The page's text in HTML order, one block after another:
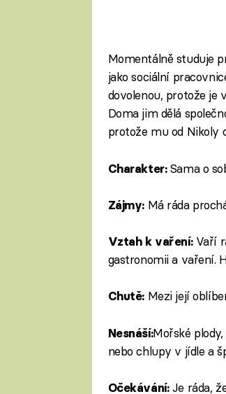
Momentálně studuje
jako sociální
dovolenou, protože
Doma jim dělá
protože mu od Nikoly
Charakter:Sama o
Zájmy: Má ráda
Vztah k vaření: Vaří
gastronomii a vaření.
Chutě: Mezi její
Nesnáší: ​​​​​​​Mořské
nebo chlupy v jídle a
Očekávání: Je ráda,